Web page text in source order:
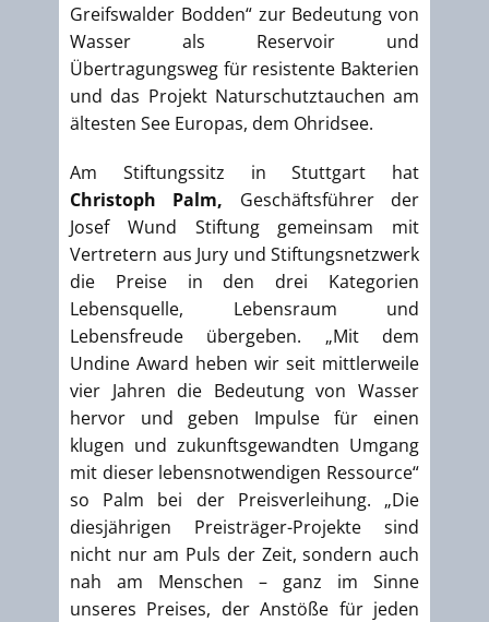
Greifswalder Bodden“ zur Bedeutung von
Wasser als Reservoir und
Übertragungsweg für resistente Bakterien
und das Projekt Naturschutztauchen am
ältesten See Europas, dem Ohridsee.
Am Stiftungssitz in Stuttgart hat
Christoph Palm, Geschäftsführer der
Josef Wund Stiftung gemeinsam mit
Vertretern aus Jury und Stiftungsnetzwerk
die Preise in den drei Kategorien
Lebensquelle, Lebensraum und
Lebensfreude übergeben. „Mit dem
Undine Award heben wir seit mittlerweile
vier Jahren die Bedeutung von Wasser
hervor und geben Impulse für einen
klugen und zukunftsgewandten Umgang
mit dieser lebensnotwendigen Ressource“
so Palm bei der Preisverleihung. „Die
diesjährigen Preisträger-Projekte sind
nicht nur am Puls der Zeit, sondern auch
nah am Menschen – ganz im Sinne
unseres Preises, der Anstöße für jeden